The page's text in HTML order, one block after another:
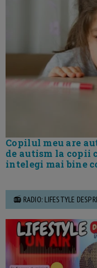
Copilul meu are
de autism la copii
intelegi mai bine
📻 RADIO: LIFESTYLE